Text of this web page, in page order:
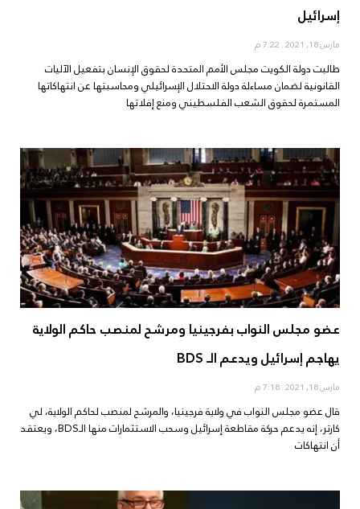
إسرائيل
مارس 18, 2021
طالبت دولة الكویت مجلس الأمم المتحدة لحقوق الإنسان بتفعيل الآليات
القانونية لضمان مساءلة دولة الاحتلال الإسرائيلي ومحاسبتها عن انتھاكاتها
المستمرة لحقوق الشعب الفلسطیني ومنع إفلاتها
عضو مجلس النواب بفرجينيا ومرشح لمنصب حاكم الولاية
يهاجم إسرائيل ويدعم الـ BDS
مارس 18, 2021
قال عضو مجلس النواب في ولاية فرجينيا، والمرشح لمنصب لحاكم الولاية، لي
كارتر، إنه يدعم حركة مقاطعة إسرائيل وسحب الاستثمارات منها الـBDS، ويعتقد
أن انتهاكات